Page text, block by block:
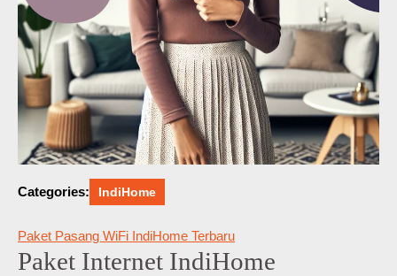
Categories: IndiHome
Paket Pasang WiFi IndiHome Terbaru
Paket Internet IndiHome